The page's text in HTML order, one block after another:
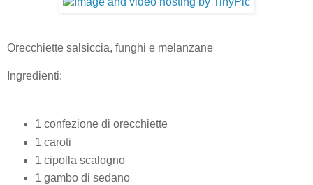
Orecchiette salsiccia, funghi e melanzane
Ingredienti:
1 confezione di orecchiette
1 caroti
1 cipolla scalogno
1 gambo di sedano